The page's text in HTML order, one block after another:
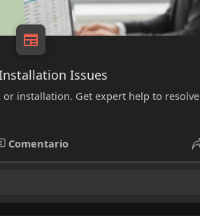
Issues
installation. Get expert help to
Comentario